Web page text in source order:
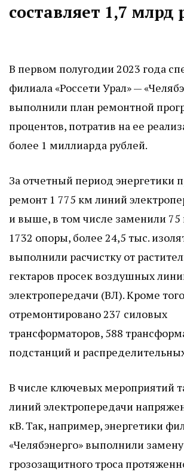
составляет 1,7 млрд
В первом полугодии 2023 года
филиала «Россети Урал» —
выполнили план ремонтной
процентов, потратив на ее
более 1 миллиарда рублей.
За отчетный период энергетики
ремонт 1 775 км линий
и выше, в том числе заменили 75
1732 опоры, более 24,5 тыс.
выполнили расчистку от
гектаров просек воздушных
электропередачи (ВЛ). Кроме
отремонтировано 237 силовых
трансформаторов, 588
подстанций и
В числе ключевых мероприятий
линий электропередачи
кВ. Так, например, энергетики
«Челябэнерго» выполнили замену
грозозащитного троса